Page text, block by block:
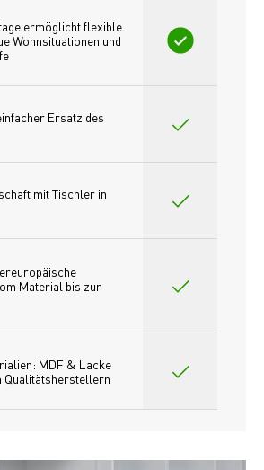
ermöglicht flexible
Wohnsituationen und
Ersatz des
mit Tischler in
Material bis zur
MDF & Lacke
Qualitätsherstellern